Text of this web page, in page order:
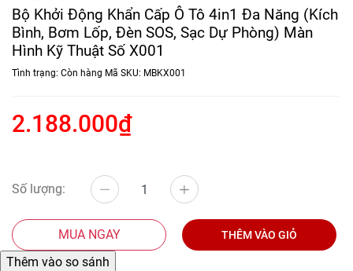
Bộ Khởi Động Khẩn Cấp Ô Tô 4in1 Đa Năng (Kích
Bình, Bơm Lốp, Đèn SOS, Sạc Dự Phòng) Màn
Hình Kỹ Thuật Số X001
Tình trạng: Còn hàng Mã SKU: MBKX001
2.188.000₫
Số lượng:
MUA NGAY THÊM VÀO GIỎ